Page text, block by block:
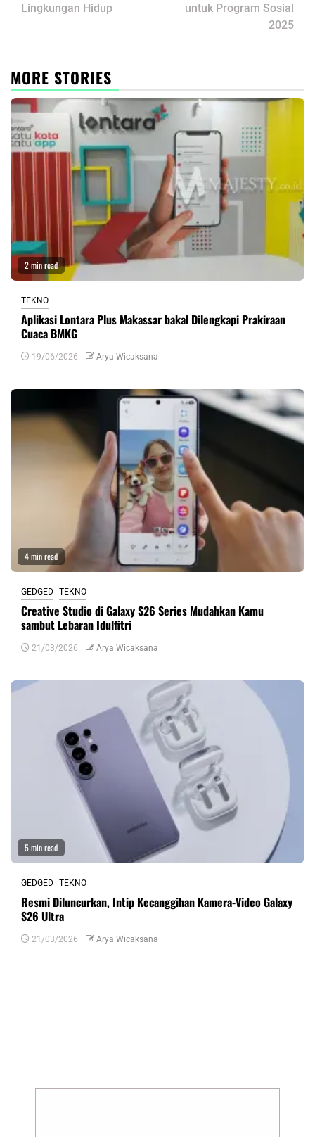
Lingkungan Hidup
untuk Program Sosial
2025
MORE STORIES
2 min read
TEKNO
Aplikasi Lontara Plus Makassar bakal Dilengkapi Prakiraan
Cuaca BMKG
19/06/2026 Arya Wicaksana
4 min read
GEDGED TEKNO
Creative Studio di Galaxy S26 Series Mudahkan Kamu
sambut Lebaran Idulfitri
21/03/2026 Arya Wicaksana
5 min read
GEDGED TEKNO
Resmi Diluncurkan, Intip Kecanggihan Kamera-Video Galaxy
S26 Ultra
21/03/2026 Arya Wicaksana